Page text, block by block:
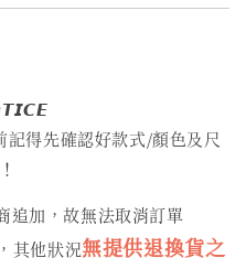
記得先確認好款式/顏色及尺
追加，故無法取消訂單
其他狀況無提供退換貨之